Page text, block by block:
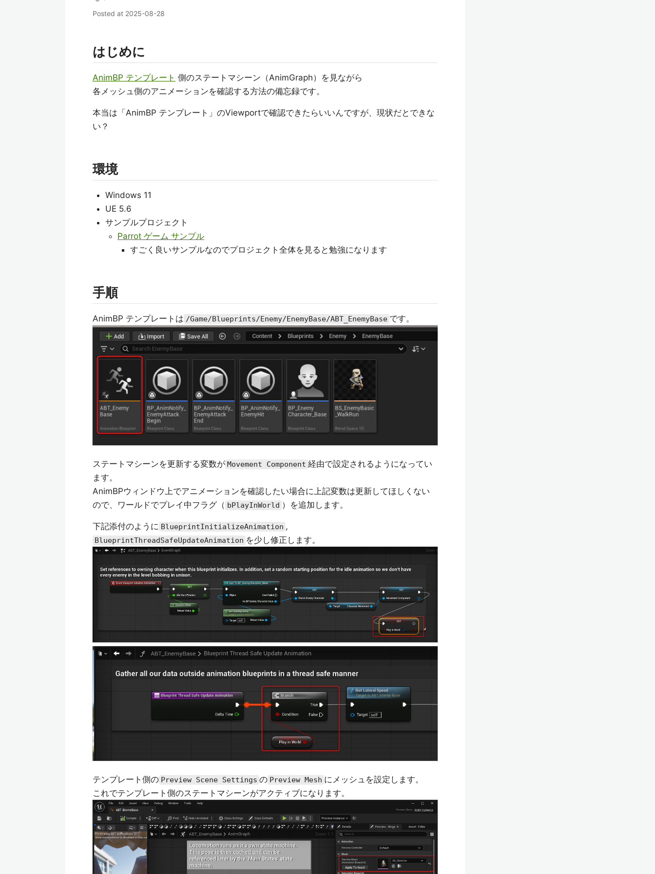
Posted at 2025-08-28
はじめに
AnimBP テンプレート 側のステートマシーン（AnimGraph）を見ながら
各メッシュ側のアニメーションを確認する方法の備忘録です。
本当は「AnimBP テンプレート」のViewportで確認できたらいいんですが、現状だとできな
い？
環境
Windows 11
UE 5.6
サンプルプロジェクト
Parrot ゲーム サンプル
すごく良いサンプルなのでプロジェクト全体を見ると勉強になります
手順
AnimBP テンプレートは /Game/Blueprints/Enemy/EnemyBase/ABT_EnemyBase です。
ステートマシーンを更新する変数が Movement Component 経由で設定されるようになってい
ます。
AnimBPウィンドウ上でアニメーションを確認したい場合に上記変数は更新してほしくない
ので、ワールドでプレイ中フラグ（ bPlayInWorld ）を追加します。
下記添付のように BlueprintInitializeAnimation ,
BlueprintThreadSafeUpdateAnimation を少し修正します。
テンプレート側の Preview Scene Settings の Preview Mesh にメッシュを設定します。
これでテンプレート側のステートマシーンがアクティブになります。